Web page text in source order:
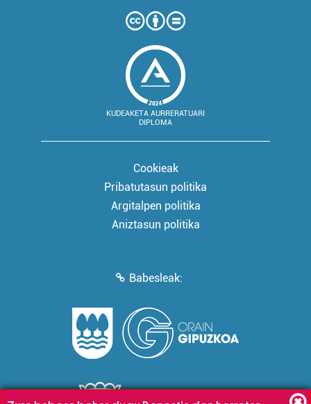
KUDEAKETA AURRERATUARI
DIPLOMA
Cookieak
Pribatutasun politika
Argitalpen politika
Aniztasun politika
Babesleak: